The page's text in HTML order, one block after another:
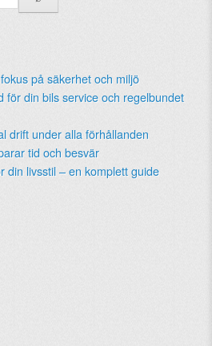
på säkerhet och miljö
för din bils service och regelbundet
drift under alla förhållanden
tid och besvär
din livsstil – en komplett guide